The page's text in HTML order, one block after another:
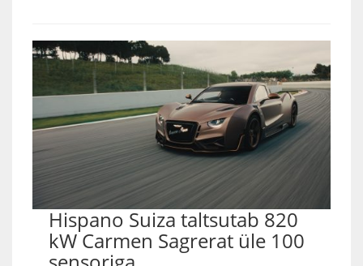
Hispano Suiza taltsutab 820
kW Carmen Sagrerat üle 100